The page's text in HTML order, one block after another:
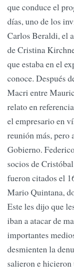
que conduce el
días, uno de los
Carlos Beraldi, el
de Cristina
que estaba en el
conoce. Después
Macri entre
relato en
el empresario en
reunión más, pero
Gobierno.
socios de
fueron citados el
Mario Quintana,
Este les dijo que
iban a atacar de
importantes
desmienten la
salieron e hicieron